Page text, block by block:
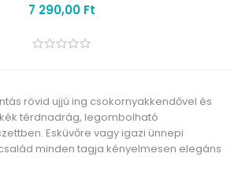
7 290,00 Ft
rövid ujjú ing csokornyakkendővel és
térdnadrág, legombolható
Esküvőre vagy igazi ünnepi
minden tagja kényelmesen elegáns